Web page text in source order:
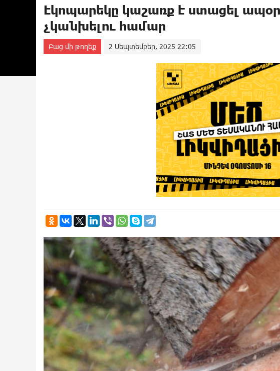
Էկոպարեկը կաշառք է ստացել
չկանխելու համար
Բաց մի թողեք 2 Սեպտեմբեր, 2025 22:05